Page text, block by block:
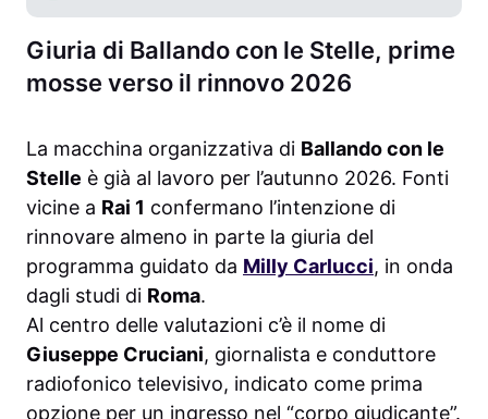
Giuria di Ballando con le Stelle, prime
mosse verso il rinnovo 2026
La macchina organizzativa di Ballando con le
Stelle è già al lavoro per l’autunno 2026. Fonti
vicine a Rai 1 confermano l’intenzione di
rinnovare almeno in parte la giuria del
programma guidato da Milly Carlucci, in onda
dagli studi di Roma.
Al centro delle valutazioni c’è il nome di
Giuseppe Cruciani, giornalista e conduttore
radiofonico televisivo, indicato come prima
opzione per un ingresso nel “corpo giudicante”.